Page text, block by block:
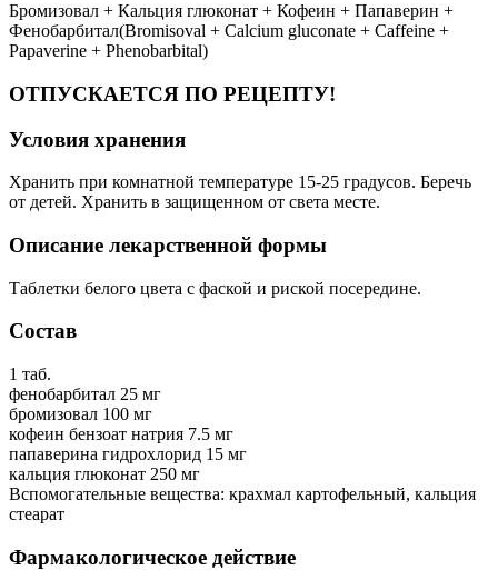
Бромизовал + Кальция глюконат + Кофеин + Папаверин +
Фенобарбитал(Bromisoval + Calcium gluconate + Caffeine +
Papaverine + Phenobarbital)
ОТПУСКАЕТСЯ ПО РЕЦЕПТУ!
Условия хранения
Хранить при комнатной температуре 15-25 градусов. Беречь
от детей. Хранить в защищенном от света месте.
Описание лекарственной формы
Таблетки белого цвета с фаской и риской посередине.
Состав
1 таб.
фенобарбитал 25 мг
бромизовал 100 мг
кофеин бензоат натрия 7.5 мг
папаверина гидрохлорид 15 мг
кальция глюконат 250 мг
Вспомогательные вещества: крахмал картофельный, кальция
стеарат
Фармакологическое действие